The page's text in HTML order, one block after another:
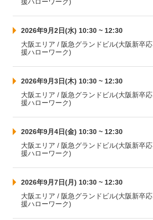
2026年9月2日(水) 10:30 ~ 12:30
大阪エリア / 阪急グランドビル(大阪新卒応
援ハローワーク)
2026年9月3日(木) 10:30 ~ 12:30
大阪エリア / 阪急グランドビル(大阪新卒応
援ハローワーク)
2026年9月4日(金) 10:30 ~ 12:30
大阪エリア / 阪急グランドビル(大阪新卒応
援ハローワーク)
2026年9月7日(月) 10:30 ~ 12:30
大阪エリア / 阪急グランドビル(大阪新卒応
援ハローワーク)